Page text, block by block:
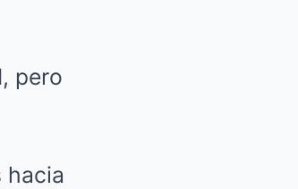
pero
hacia